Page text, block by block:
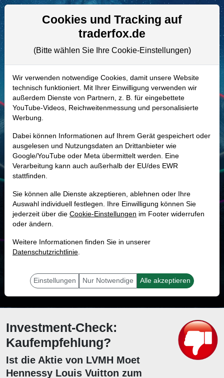
Aktien- und Artikelsuche
853292 | MOH–LVMH Moet
Hennessy Louis Vuitton Aktie
Realtime-Aktienkurs:
- - -
-
Marktkapitalisierung 237,80 Mrd. EUR
Unternehmenswert
Umsatz 80,81 Mrd. EUR
39.1 %
mit dieser Aktie erfolgreich sein.
Investment-Check:
Kaufempfehlung?
Ist die Aktie von LVMH Moet
Hennessy Louis Vuitton zum
Cookies und Tracking auf
traderfox.de
(Bitte wählen Sie Ihre Cookie-Einstellungen)
Wir verwenden notwendige Cookies, damit unsere Website
technisch funktioniert. Mit Ihrer Einwilligung verwenden wir
außerdem Dienste von Partnern, z. B. für eingebettete
YouTube-Videos, Reichweitenmessung und personalisierte
Werbung.
Dabei können Informationen auf Ihrem Gerät gespeichert oder
ausgelesen und Nutzungsdaten an Drittanbieter wie
Google/YouTube oder Meta übermittelt werden. Eine
Verarbeitung kann auch außerhalb der EU/des EWR
stattfinden.
Sie können alle Dienste akzeptieren, ablehnen oder Ihre
Auswahl individuell festlegen. Ihre Einwilligung können Sie
jederzeit über die Cookie-Einstellungen im Footer widerrufen
oder ändern.
Weitere Informationen finden Sie in unserer
Datenschutzrichtlinie.
Einstellungen Nur Notwendige Alle akzeptieren